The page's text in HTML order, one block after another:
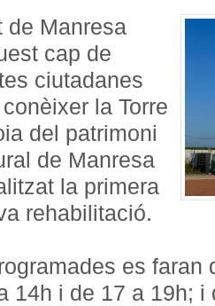
de Manresa
cap de
ciutadanes
la Torre
del patrimoni
de Manresa
la primera
rehabilitació.
es faran
14h i de 17 a 19h;